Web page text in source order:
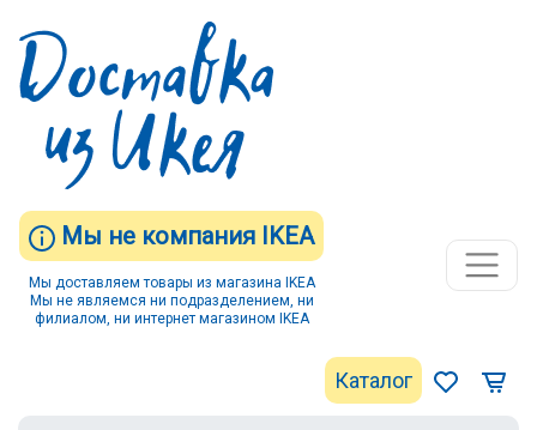
Мы не компания IKEA
Мы доставляем товары из магазина IKEA
Мы не являемся ни подразделением, ни
филиалом, ни интернет магазином IKEA
Каталог